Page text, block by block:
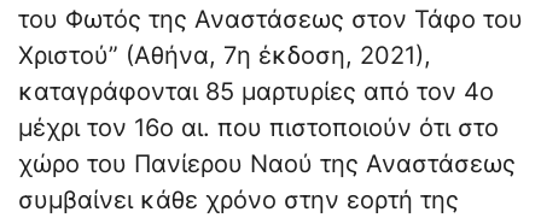
του Φωτός της Αναστάσεως στον Τάφο του
Χριστού” (Αθήνα, 7η έκδοση, 2021),
καταγράφονται 85 μαρτυρίες από τον 4ο
μέχρι τον 16ο αι. που πιστοποιούν ότι στο
χώρο του Πανίερου Ναού της Αναστάσεως
συμβαίνει κάθε χρόνο στην εορτή της